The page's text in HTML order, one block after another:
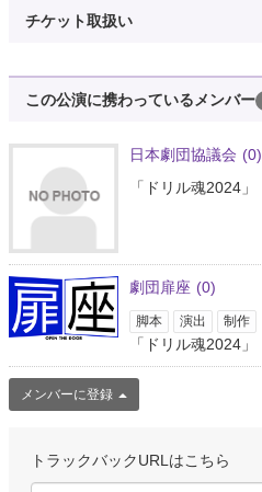
チケット取扱い
この公演に携わっているメンバー
日本劇団協議会 (0)
「ドリル魂2024」
劇団扉座 (0)
脚本 演出 制作
「ドリル魂2024」
メンバーに登録
トラックバックURLはこちら